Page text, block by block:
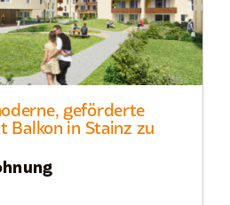
geförderte
Balkon in Stainz zu